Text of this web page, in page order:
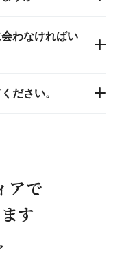
わなければい
ださい。
アで
す